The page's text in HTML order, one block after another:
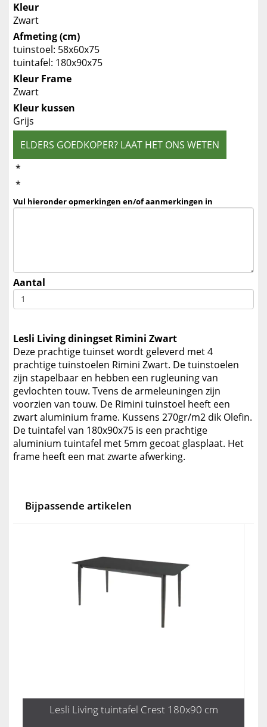
Kleur
Zwart
Afmeting (cm)
tuinstoel: 58x60x75
tuintafel: 180x90x75
Kleur Frame
Zwart
Kleur kussen
Grijs
ELDERS GOEDKOPER? LAAT HET ONS WETEN
*
*
Vul hieronder opmerkingen en/of aanmerkingen in
Aantal
Lesli Living diningset Rimini Zwart
Deze prachtige tuinset wordt geleverd met 4
prachtige tuinstoelen Rimini Zwart. De tuinstoelen
zijn stapelbaar en hebben een rugleuning van
gevlochten touw. Tvens de armeleuningen zijn
voorzien van touw. De Rimini tuinstoel heeft een
zwart aluminium frame. Kussens 270gr/m2 dik Olefin.
De tuintafel van 180x90x75 is een prachtige
aluminium tuintafel met 5mm gecoat glasplaat. Het
frame heeft een mat zwarte afwerking.
Bijpassende artikelen
Lesli Living tuintafel Crest 180x90 cm